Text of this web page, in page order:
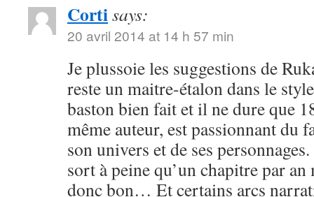
Cortisays:
20 avril 2014 at 14 h 57 min
Je plussoie les suggestions de
reste un maitre-étalon dans le
baston bien fait et il ne dure que
même auteur, est passionnant du
son univers et de ses
sort à peine qu’un chapitre par
donc bon… Et certains arcs